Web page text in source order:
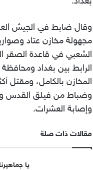
وقال ضابط في الجيش
مجهولة مخازن عتاد
الشعبي في قاعدة الصقر
الرابط بين بغداد
وضباط من فيلق القدس
وإصابة العشرات.
مقالات ذات صلة
يا